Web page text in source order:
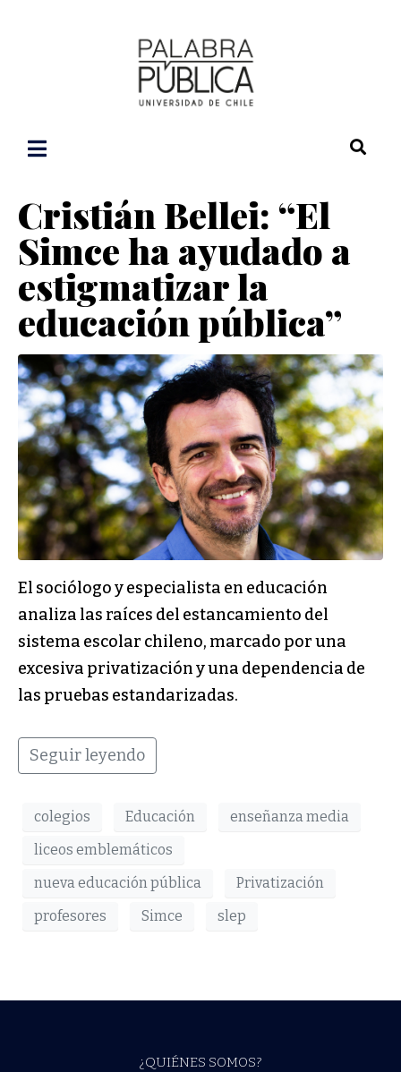
Cristián Bellei: “El
Simce ha ayudado a
estigmatizar la
educación pública”
El sociólogo y especialista en educación
analiza las raíces del estancamiento del
sistema escolar chileno, marcado por una
excesiva privatización y una dependencia de
las pruebas estandarizadas.
Seguir leyendo
colegios Educación
enseñanza media
liceos emblemáticos
nueva educación pública
Privatización
profesores
Simce slep
¿QUIÉNES SOMOS?